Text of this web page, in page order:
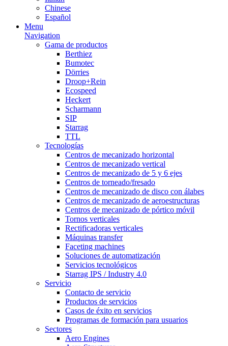
Chinese
Español
Menu
Navigation
Gama de productos
Berthiez
Bumotec
Dörries
Droop+Rein
Ecospeed
Heckert
Scharmann
SIP
Starrag
TTL
Tecnologías
Centros de mecanizado horizontal
Centros de mecanizado vertical
Centros de mecanizado de 5 y 6 ejes
Centros de torneado/fresado
Centros de mecanizado de disco con álabes
Centros de mecanizado de aeroestructuras
Centros de mecanizado de pórtico móvil
Tornos verticales
Rectificadoras verticales
Máquinas transfer
Faceting machines
Soluciones de automatización
Servicios tecnológicos
Starrag IPS / Industry 4.0
Servicio
Contacto de servicio
Productos de servicios
Casos de éxito en servicios
Programas de formación para usuarios
Sectores
Aero Engines